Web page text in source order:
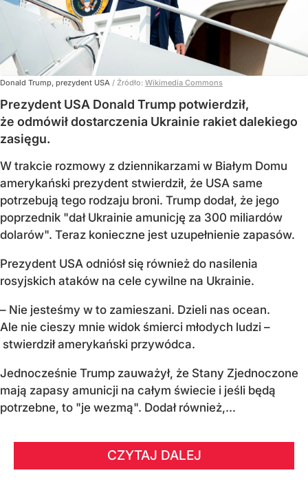
Donald Trump, prezydent USA / Źródło: Wikimedia Commons
Prezydent USA Donald Trump potwierdził,
że odmówił dostarczenia Ukrainie rakiet dalekiego
zasięgu.
W trakcie rozmowy z dziennikarzami w Białym Domu
amerykański prezydent stwierdził, że USA same
potrzebują tego rodzaju broni. Trump dodał, że jego
poprzednik "dał Ukrainie amunicję za 300 miliardów
dolarów". Teraz konieczne jest uzupełnienie zapasów.
Prezydent USA odniósł się również do nasilenia
rosyjskich ataków na cele cywilne na Ukrainie.
– Nie jesteśmy w to zamieszani. Dzieli nas ocean.
Ale nie cieszy mnie widok śmierci młodych ludzi –
stwierdził amerykański przywódca.
Jednocześnie Trump zauważył, że Stany Zjednoczone
mają zapasy amunicji na całym świecie i jeśli będą
potrzebne, to "je wezmą". Dodał również,...
CZYTAJ DALEJ